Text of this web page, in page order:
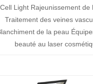
Cell Light Rajeunissement de
Traitement des veines
de la peau
beauté au laser